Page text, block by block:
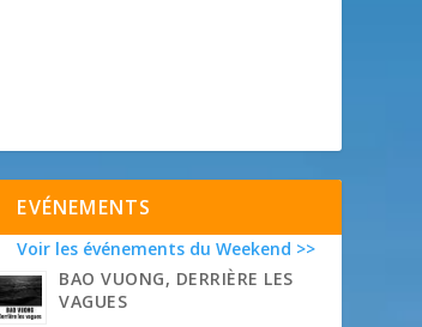
EVÉNEMENTS
Voir les événements du Weekend >>
BAO VUONG, DERRIÈRE LES
VAGUES